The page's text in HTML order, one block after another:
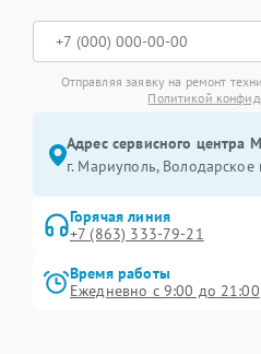
Отправляя заявку на ремонт
Политикой
Адрес сервисного центра
г. Мариуполь, Володарское
Горячая линия
+7 (863) 333-79-21
Время работы
Ежедневно с 9:00 до 21:00